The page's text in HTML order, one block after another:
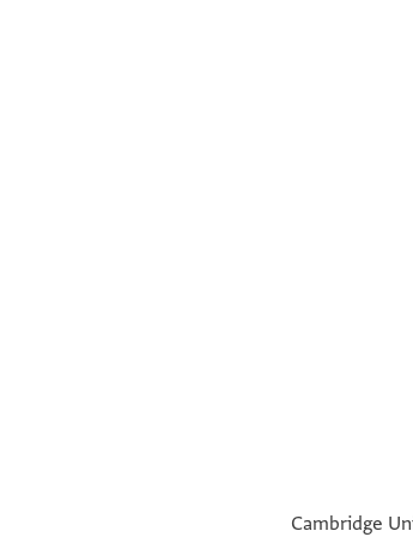
Cambridge